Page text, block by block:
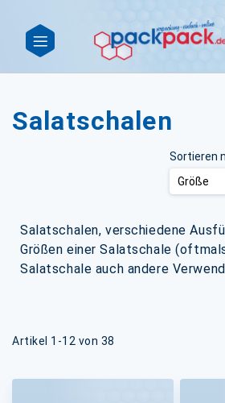
Salatschalen
Salatschalen, verschiedene
Größen einer Salatschale
Salatschale auch andere
Artikel 1 -12 von 38
Sortieren